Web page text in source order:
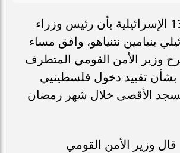
وأفادت القناة 13 الإسرائيلية بأن رئيس وزراء
بنيامين نتنياهو، وافق مساء
وزير الأمن القومي المتطرف
بشأن تقييد دخول فلسطينيي
الأقصى خلال شهر رمضان
وزير الأمن القومي